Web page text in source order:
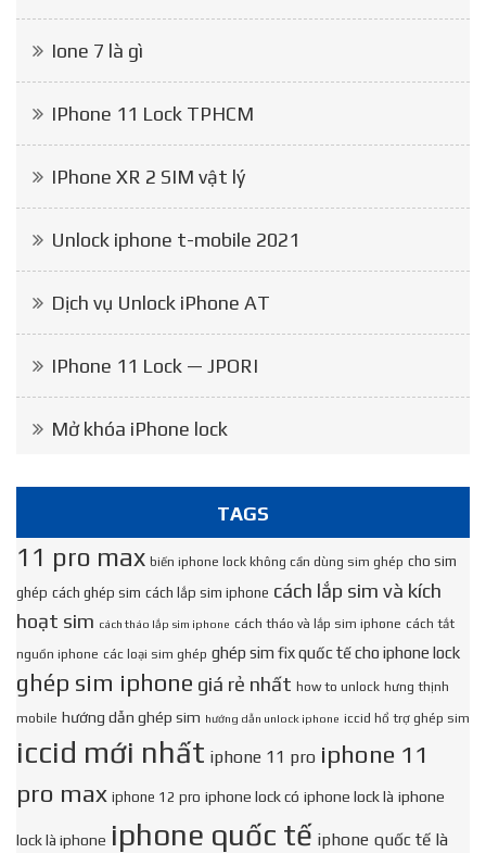
Ione 7 là gì
IPhone 11 Lock TPHCM
IPhone XR 2 SIM vật lý
Unlock iphone t-mobile 2021
Dịch vụ Unlock iPhone AT
IPhone 11 Lock — JPORI
Mở khóa iPhone lock
TAGS
11 pro max biến iphone lock không cần dùng sim ghép cho sim
ghép cách ghép sim cách lắp sim iphone cách lắp sim và kích
hoạt sim cách tháo lắp sim iphone cách tháo và lắp sim iphone cách tắt
nguồn iphone các loại sim ghép ghép sim fix quốc tế cho iphone lock
ghép sim iphone giá rẻ nhất how to unlock hưng thịnh
mobile hướng dẫn ghép sim hướng dẫn unlock iphone iccid hổ trợ ghép sim
iccid mới nhất iphone 11 pro iphone 11
pro max iphone 12 pro iphone lock có iphone lock là iphone
lock là iphone iphone quốc tế iphone quốc tế là